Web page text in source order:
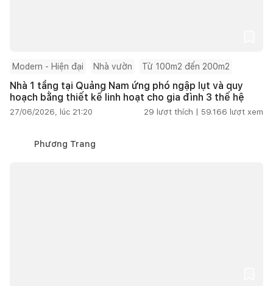
Modern - Hiện đại Nhà vườn Từ 100m2 đến 200m2
Nhà 1 tầng tại Quảng Nam ứng phó ngập lụt và quy
hoạch bằng thiết kế linh hoạt cho gia đình 3 thế hệ
27/06/2026, lúc 21:20 29 lượt thích | 59.166 lượt xem
Phương Trang